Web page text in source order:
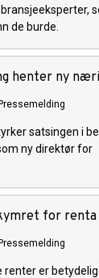
de burde.
henter ny
Pressemelding
satsingen i
ny direktør for
for renta
Pressemelding
er betydelig